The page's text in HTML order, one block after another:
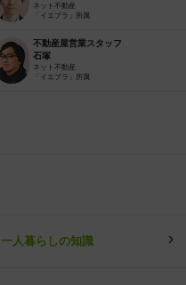
ネット不動産
「イエプラ」所属
不動産屋営業スタッフ
石塚
ネット不動産
「イエプラ」所属
一人暮らしの知識